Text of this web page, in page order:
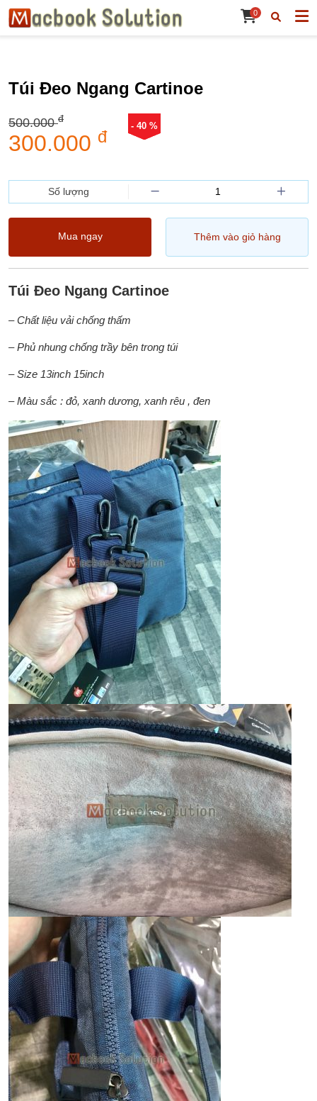
0
Túi Đeo Ngang Cartinoe
500.000đ
300.000 đ
- 40 %
Số lượng
Mua ngay Thêm vào giỏ hàng
Túi Đeo Ngang Cartinoe
– Chất liệu vải chống thấm
– Phủ nhung chống trầy bên trong túi
– Size 13inch 15inch
– Màu sắc : đỏ, xanh dương, xanh rêu , đen